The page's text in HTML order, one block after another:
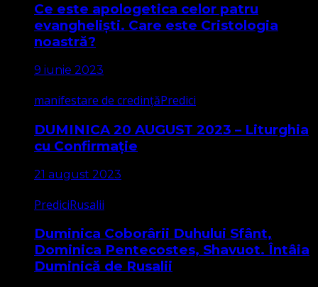
Ce este apologetica celor patru
evangheliști. Care este Cristologia
noastră?
9 iunie 2023
manifestare de credințăPredici
DUMINICA 20 AUGUST 2023 – Liturghia
cu Confirmație
21 august 2023
PrediciRusalii
Duminica Coborârii Duhului Sfânt,
Dominica Pentecostes, Shavuot. Întâia
Duminică de Rusalii